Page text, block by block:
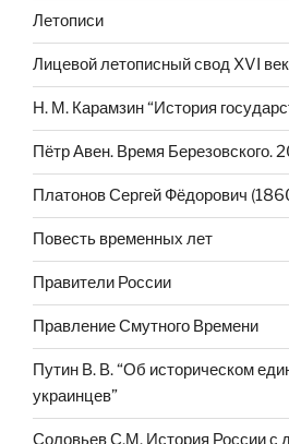
Летописи
Лицевой летописный свод XVI
Н. М. Карамзин “История
Пётр Авен. Время Березовского.
Платонов Сергей Фёдорович
Повесть временных лет
Правители России
Правление Смутного Времени
Путин В. В. “Об историческом
украинцев”
Соловьев С.М. История России с